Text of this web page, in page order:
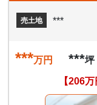
売土地 ***
***万円 ***坪
【206